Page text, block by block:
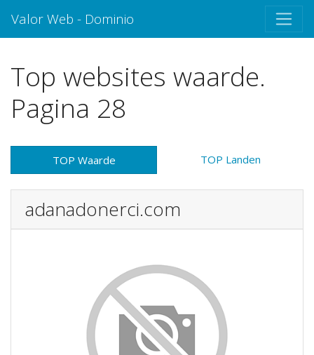
Valor Web - Dominio
Top websites waarde.
Pagina 28
TOP Waarde TOP Landen
adanadonerci.com